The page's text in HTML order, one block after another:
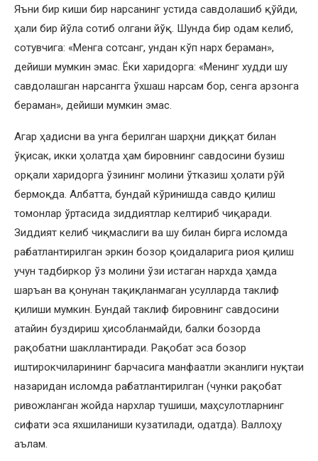
Яъни бир киши бир нарсанинг устида савдолашиб қўйди,
ҳали бир йўла сотиб олгани йўқ. Шунда бир одам келиб,
сотувчига: «Менга сотсанг, ундан кўп нарх бераман»,
дейиши мумкин эмас. Ёки харидорга: «Менинг худди шу
савдолашган нарсангга ўхшаш нарсам бор, сенга арзонга
бераман», дейиши мумкин эмас.
Агар ҳадисни ва унга берилган шарҳни диққат билан
ўқисак, икки ҳолатда ҳам бировнинг савдосини бузиш
орқали харидорга ўзининг молини ўтказиш ҳолати рўй
бермоқда. Албатта, бундай кўринишда савдо қилиш
томонлар ўртасида зиддиятлар келтириб чиқаради.
Зиддият келиб чиқмаслиги ва шу билан бирга исломда
рағбатлантирилган эркин бозор қоидаларига риоя қилиш
учун тадбиркор ўз молини ўзи истаган нархда ҳамда
шаръан ва қонунан тақиқланмаган усулларда таклиф
қилиши мумкин. Бундай таклиф бировнинг савдосини
атайин буздириш ҳисобланмайди, балки бозорда
рақобатни шакллантиради. Рақобат эса бозор
иштирокчиларининг барчасига манфаатли эканлиги нуқтаи
назаридан исломда рағбатлантирилган (чунки рақобат
ривожланган жойда нархлар тушиши, маҳсулотларнинг
сифати эса яхшиланиши кузатилади, одатда). Валлоҳу
аълам.